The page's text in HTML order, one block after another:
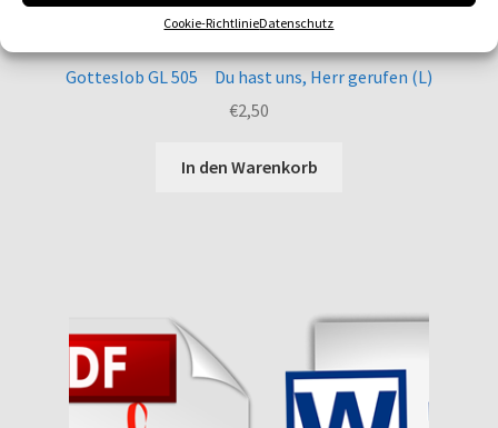
Cookie-RichtlinieDatenschutz
Gotteslob GL 505 Du hast uns, Herr gerufen (L)
€2,50
In den Warenkorb